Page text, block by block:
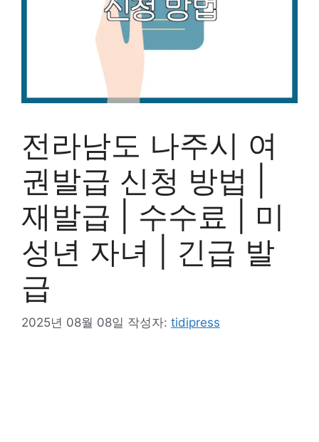
전라남도 나주시 여
권발급 신청 방법 |
재발급 | 수수료 | 미
성년 자녀 | 긴급 발
급
2025년 08월 08일 작성자: tidipress